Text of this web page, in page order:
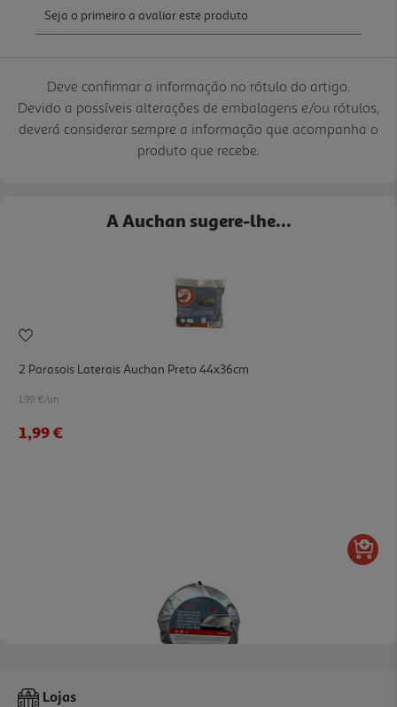
Deve confirmar a informação no rótulo do artigo.
Devido a possíveis alterações de embalagens e/ou rótulos,
deverá considerar sempre a informação que acompanha o
produto que recebe.
A Auchan sugere-lhe...
2 Parasois Laterais Auchan Preto 44x36cm
1.99 €/un
1,99 €
Parasol 2 Em 1 Popup Auchan Sol/neve 175x90cm
Lojas